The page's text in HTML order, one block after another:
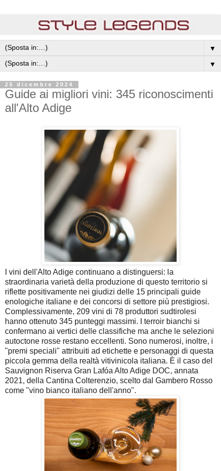
▼
▼
25 dicembre 2024
Guide ai migliori vini: 345 riconoscimenti
all'Alto Adige
I vini dell'Alto Adige continuano a distinguersi: la
straordinaria varietà della produzione di questo territorio si
riflette positivamente nei giudizi delle 15 principali guide
enologiche italiane e dei concorsi di settore più prestigiosi.
Complessivamente, 209 vini di 78 produttori sudtirolesi
hanno ottenuto 345 punteggi massimi. I terroir bianchi si
confermano ai vertici delle classifiche ma anche le selezioni
autoctone rosse restano eccellenti. Sono numerosi, inoltre, i
"premi speciali" attribuiti ad etichette e personaggi di questa
piccola gemma della realtà vitivinicola italiana. È il caso del
Sauvignon Riserva Gran Lafóa Alto Adige DOC, annata
2021, della Cantina Colterenzio, scelto dal Gambero Rosso
come "vino bianco italiano dell'anno".